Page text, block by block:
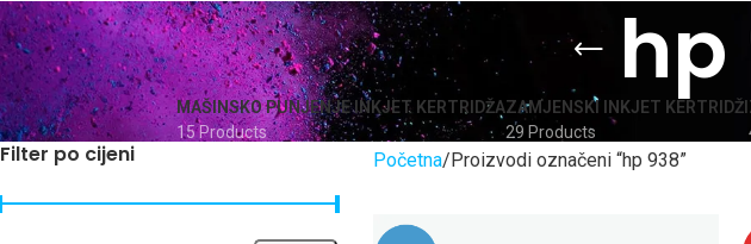
hp
MAŠINSKO PUNJENJE INKJET KERTRIDŽA
15 Products
ZAMJENSKI INKJET KERTRIDŽI
29 Products
Filter po cijeni Početna Proizvodi označeni “hp 938”